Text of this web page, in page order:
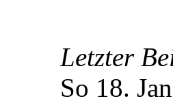
Letzter
So 18.